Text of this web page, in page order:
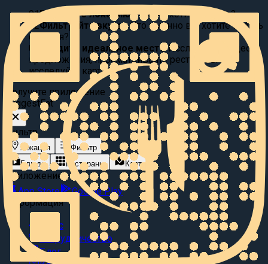
01Выберите локацию:
Где вы хотите поесть?
02Фильтруйте вкусы: Что именно вы хотите съесть
сегодня?
03
Найдите идеальное место Исследуйте видео
предложения, просматривайте рестораны или
исследуйте карту.
Получите приложение
SuggestEat
Фильтр
Локация
Фильтр
Блюда
Рестораны Карта
Приложение
App Store
Google Play
Информация
О нас
Сотрудничество
Блог